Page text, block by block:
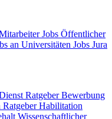
Jobs Öffentlicher
an Universitäten Jobs Jura
Ratgeber Bewerbung
Ratgeber Habilitation
Wissenschaftlicher